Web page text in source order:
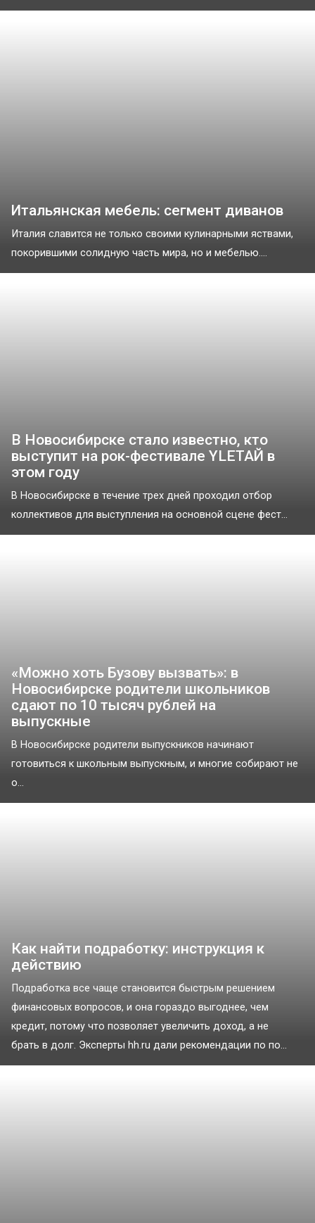
Итальянская мебель: сегмент диванов
Италия славится не только своими кулинарными яствами,
покорившими солидную часть мира, но и мебелью....
В Новосибирске стало известно, кто
выступит на рок-фестивале YLETAЙ в
этом году
В Новосибирске в течение трех дней проходил отбор
коллективов для выступления на основной сцене фест...
«Можно хоть Бузову вызвать»: в
Новосибирске родители школьников
сдают по 10 тысяч рублей на
выпускные
В Новосибирске родители выпускников начинают
готовиться к школьным выпускным, и многие собирают не
о...
Как найти подработку: инструкция к
действию
Подработка все чаще становится быстрым решением
финансовых вопросов, и она гораздо выгоднее, чем
кредит, потому что позволяет увеличить доход, а не
брать в долг. Эксперты hh.ru дали рекомендации по по...